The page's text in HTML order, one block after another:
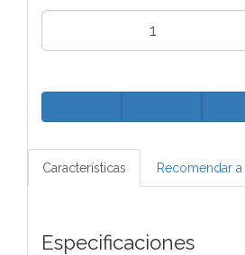
Características Recomendar
Especificaciones